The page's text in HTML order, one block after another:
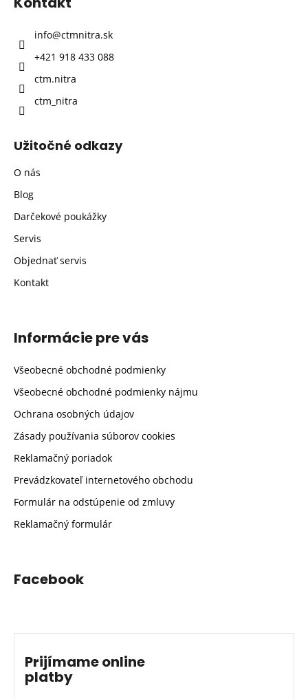
info@ctmnitra.sk
+421 918 433 088
ctm.nitra
ctm_nitra
Užitočné odkazy
O nás
Blog
Darčekové poukážky
Servis
Objednať servis
Kontakt
Informácie pre vás
Všeobecné obchodné podmienky
Všeobecné obchodné podmienky nájmu
Ochrana osobných údajov
Zásady používania súborov cookies
Reklamačný poriadok
Prevádzkovateľ internetového obchodu
Formulár na odstúpenie od zmluvy
Reklamačný formulár
Facebook
Prijímame online
platby